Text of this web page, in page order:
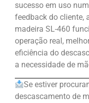
sucesso em uso
feedback do cliente,
madeira SL-460
operação real,
eficiência do
a necessidade de
Se estiver
descascamento de